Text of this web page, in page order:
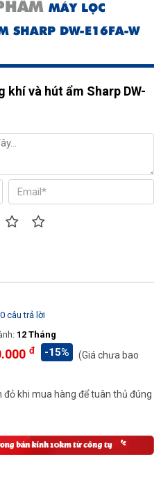
MÁY LỌC
SHARP DW-E16FA-W
và hút ẩm Sharp DW-
câu trả lời
12 Tháng
đ -15%
(Giá chưa bao
đỏ khi mua hàng để tuân thủ đúng